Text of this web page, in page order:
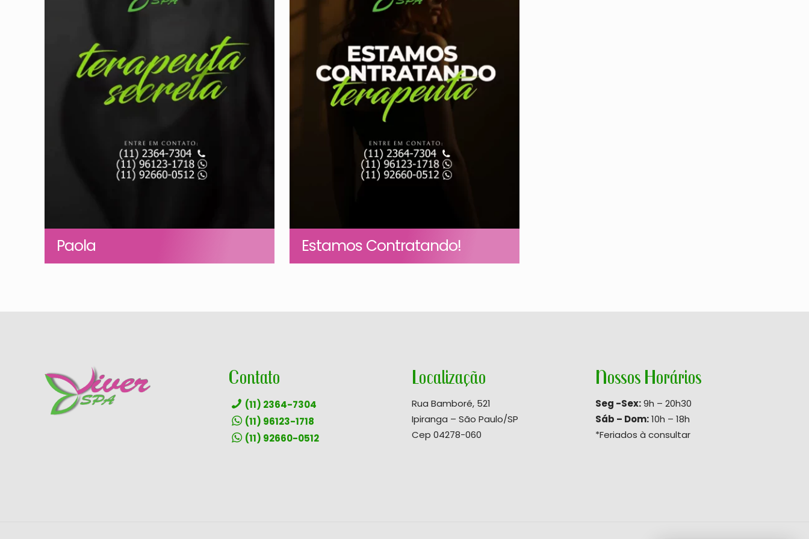
Paola Estamos Contratando!
Contato
(11) 2364-7304
(11) 96123-1718
(11) 92660-0512
Localização
Rua Bamboré, 521
Ipiranga – São Paulo/SP
Cep 04278-060
Nossos Horários
Seg -Sex:9h – 20h30
Sáb – Dom:10h – 18h
*Feriados à consultar